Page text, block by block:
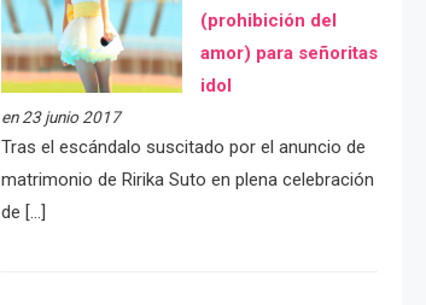
(prohibición del
amor) para señoritas
idol
en 23 junio 2017
Tras el escándalo suscitado por el anuncio de
matrimonio de Ririka Suto en plena celebración
de […]